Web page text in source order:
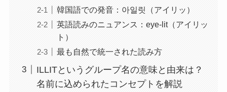
韓国語での発音：아일릿（アイリッ）
英語読みのニュアンス：eye-lit（アイリッ
ト）
最も自然で統一された読み方
ILLITというグループ名の意味と由来は？
名前に込められたコンセプトを解説